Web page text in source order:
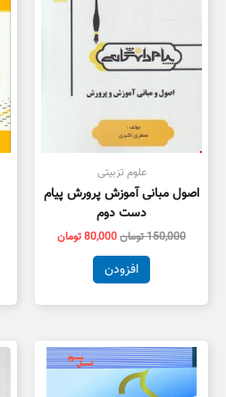
علوم تزبیتی
اصول مبانی آموزش پرورش پیام
دست دوم
150,000تومان80,000تومان
افزودن